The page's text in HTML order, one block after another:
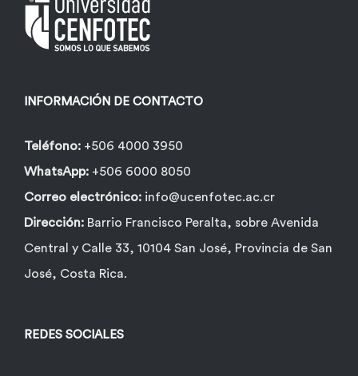
INFORMACIÓN DE CONTACTO
Teléfono: +506 4000 3950
WhatsApp: +506 6000 8050
Correo electrónico: info@ucenfotec.ac.cr
Dirección: Barrio Francisco Peralta, sobre Avenida
Central y Calle 33, 10104 San José, Provincia de San
José, Costa Rica.
REDES SOCIALES